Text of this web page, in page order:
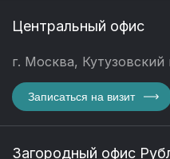
Центральный офис
г. Москва, Кутузовский
Записаться на визит
Загородный офис